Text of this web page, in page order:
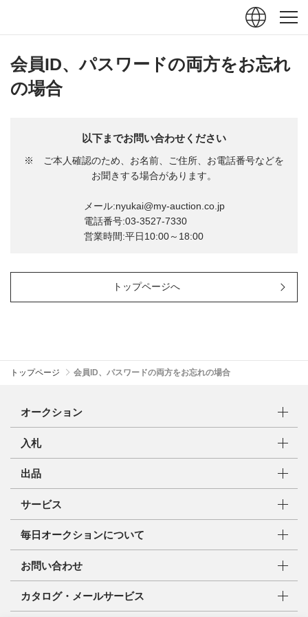
会員ID、パスワードの両方をお忘れ
の場合
以下までお問い合わせください
※ ご本人確認のため、お名前、ご住所、お電話番号などを
お聞きする場合があります。
メール:nyukai@my-auction.co.jp
電話番号:03-3527-7330
営業時間:平日10:00～18:00
トップページへ
トップページ 会員ID、パスワードの両方をお忘れの場合
オークション
入札
出品
サービス
毎日オークションについて
お問い合わせ
カタログ・メールサービス